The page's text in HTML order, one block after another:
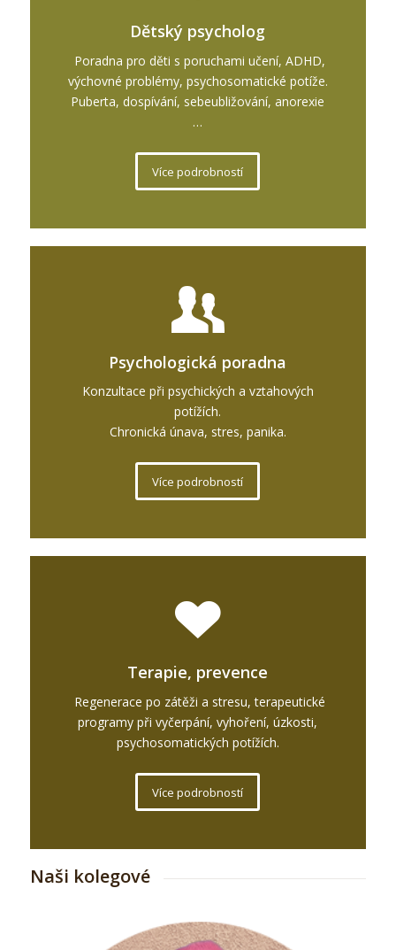
Dětský psycholog
Poradna pro děti s poruchami učení, ADHD,
výchovné problémy, psychosomatické potíže.
Puberta, dospívání, sebeubližování, anorexie
…
Více podrobností
Psychologická poradna
Konzultace při psychických a vztahových
potížích.
Chronická únava, stres, panika.
Více podrobností
Terapie, prevence
Regenerace po zátěži a stresu, terapeutické
programy při vyčerpání, vyhoření, úzkosti,
psychosomatických potížích.
Více podrobností
Naši kolegové